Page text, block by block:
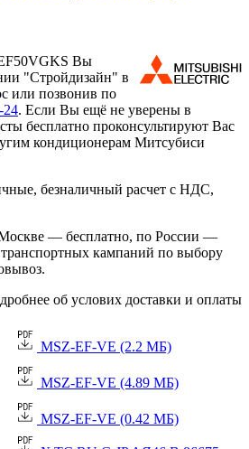
Вы
"Стройдизайн" в
или позвонив по
24. Если Вы ещё не уверены в
бесплатно проконсультируют Вас
кондиционерам Митсубиси
безналичный расчет с НДС,
— бесплатно, по России —
транспортных кампаний по выбору
об услових доставки и оплаты
MSZ-EF-VE (2.2 МБ)
MSZ-EF-VE (4.89 МБ)
MSZ-EF-VE (0.42 МБ)